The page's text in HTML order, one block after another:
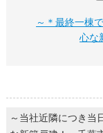
～＊最終一棟
心な
～当社近隣につき当